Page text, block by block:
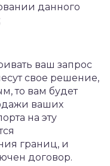
данного
ваш запрос
свое решение,
то вам будет
ваших
на эту
границ, и
договор.